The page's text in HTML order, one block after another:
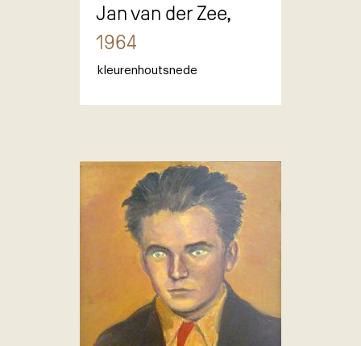
Jan van der Zee,
1964
kleurenhoutsnede